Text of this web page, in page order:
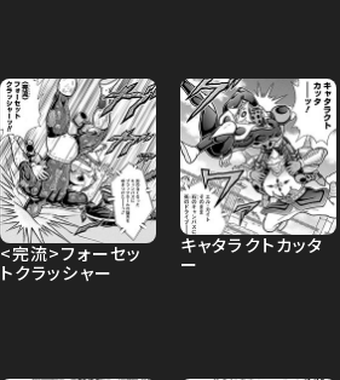
<完流>フォーセッ
トクラッシャー
キャタラクトカッタ
ー